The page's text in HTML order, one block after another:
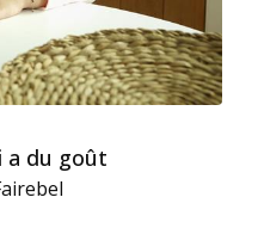
a du goût